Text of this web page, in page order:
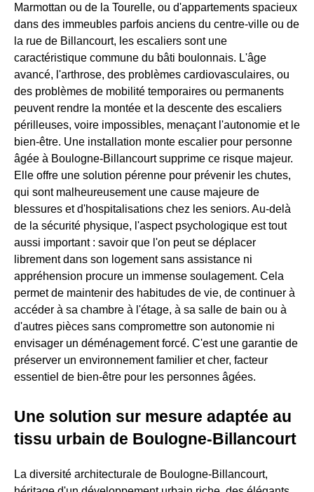
Marmottan ou de la Tourelle, ou d'appartements spacieux
dans des immeubles parfois anciens du centre-ville ou de
la rue de Billancourt, les escaliers sont une
caractéristique commune du bâti boulonnais. L'âge
avancé, l'arthrose, des problèmes cardiovasculaires, ou
des problèmes de mobilité temporaires ou permanents
peuvent rendre la montée et la descente des escaliers
périlleuses, voire impossibles, menaçant l'autonomie et le
bien-être. Une installation monte escalier pour personne
âgée à Boulogne-Billancourt supprime ce risque majeur.
Elle offre une solution pérenne pour prévenir les chutes,
qui sont malheureusement une cause majeure de
blessures et d'hospitalisations chez les seniors. Au-delà
de la sécurité physique, l'aspect psychologique est tout
aussi important : savoir que l'on peut se déplacer
librement dans son logement sans assistance ni
appréhension procure un immense soulagement. Cela
permet de maintenir des habitudes de vie, de continuer à
accéder à sa chambre à l'étage, à sa salle de bain ou à
d'autres pièces sans compromettre son autonomie ni
envisager un déménagement forcé. C'est une garantie de
préserver un environnement familier et cher, facteur
essentiel de bien-être pour les personnes âgées.
Une solution sur mesure adaptée au
tissu urbain de Boulogne-Billancourt
La diversité architecturale de Boulogne-Billancourt,